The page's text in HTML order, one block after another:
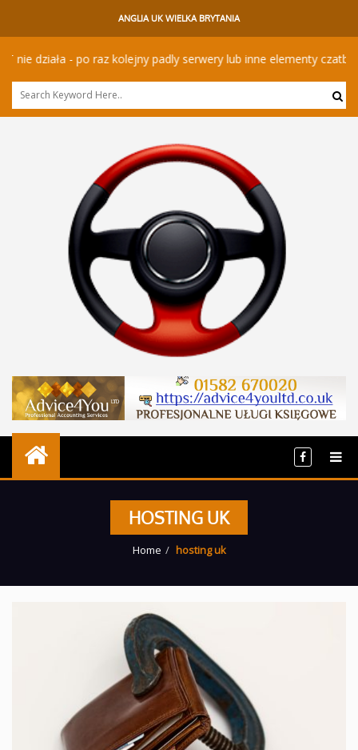
ANGLIA UK WIELKA BRYTANIA
działa - po raz kolejny padly serwery lub inne elementy czatbota
HOSTING UK
Home hosting uk